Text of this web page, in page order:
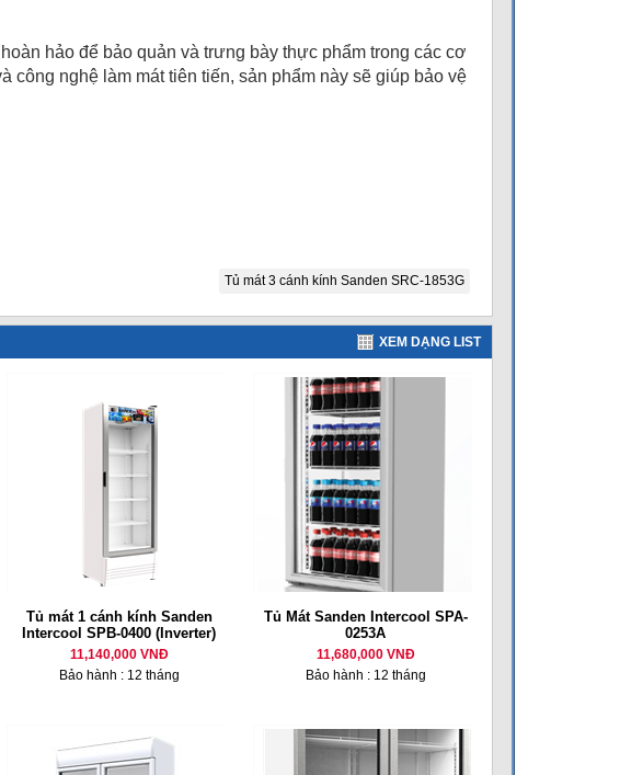
hảo để bảo quản và trưng bày thực phẩm trong các cơ
nghệ làm mát tiên tiến, sản phẩm này sẽ giúp bảo vệ
Tủ mát 3 cánh kính Sanden SRC-1853G
XEM DẠNG LIST
Tủ mát 1 cánh kính Sanden
Intercool SPB-0400 (Inverter)
11,140,000 VNĐ
Bảo hành : 12 tháng
Tủ Mát Sanden Intercool SPA-
0253A
11,680,000 VNĐ
Bảo hành : 12 tháng